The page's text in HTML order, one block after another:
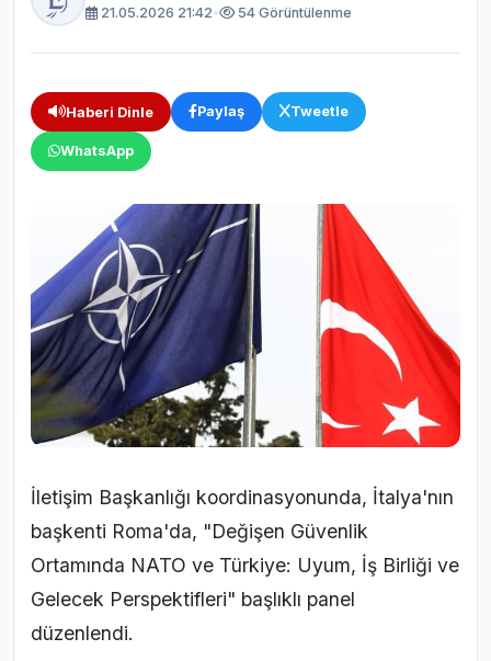
21.05.2026 21:42• 54 Görüntülenme
Haberi Dinle Paylaş Tweetle
WhatsApp
İletişim Başkanlığı koordinasyonunda, İtalya'nın
başkenti Roma'da, "Değişen Güvenlik
Ortamında NATO ve Türkiye: Uyum, İş Birliği ve
Gelecek Perspektifleri" başlıklı panel
düzenlendi.